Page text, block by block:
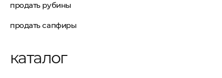
продать рубины
продать сапфиры
каталог